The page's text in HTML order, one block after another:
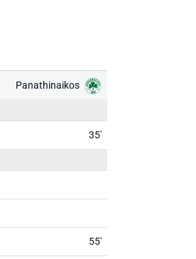
Panathinaikos
35'
55'